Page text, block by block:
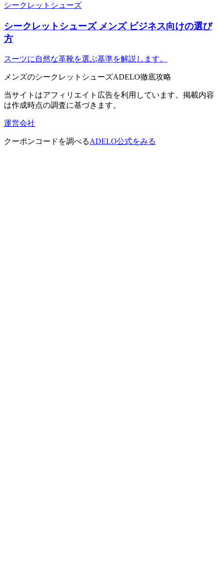
シークレットシューズ
シークレットシューズ メンズ ビジネス向けの選び
方
スーツに自然な革靴を選ぶ基準を解説します。
メンズのシークレットシューズADELO徹底攻略
当サイトはアフィリエイト広告を利用しています。掲載内容
は作成時点の調査に基づきます。
運営会社
クーポンコードを調べるADELO公式をみる